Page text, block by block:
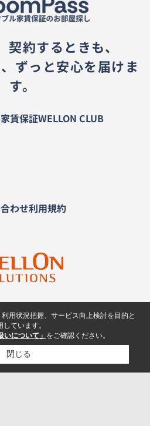
契約するときも、
ずっと安心を届けま
す。
賃保証WELLON CLUB
わせ利用規約
用状況把握、サービス向上検討を目的と
ています。
いについて」 をご確認ください。
閉じる